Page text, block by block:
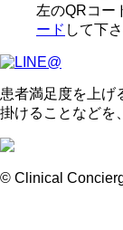
左のQRコー
ード して下さ
患者満足度を上げ
掛けることなどを
© Clinical